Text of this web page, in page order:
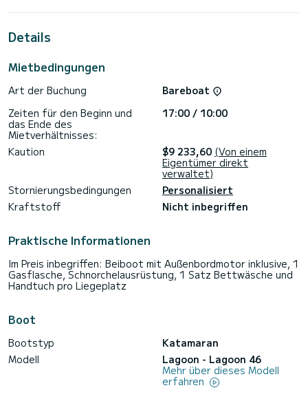
Kreuzfahrt bis zu 12 Passagiere unterbringen und seine 4
Latte und einer Rollgenua ausgestattet. Es verfügt über
Wassermacher, Elektrische Winde, Außenkühlschrank.
Wir laden Sie ein, direkt über die Plattform ein Angebot
anzufordern. Wir werden uns mit unseren besten Angeboten
Details
Mietbedingungen
Art der Buchung
Bareboat
Zeiten für den Beginn und
das Ende des
Mietverhältnisses:
17:00 / 10:00
Kaution $9 233,60 (Von einem
Eigentümer direkt
verwaltet)
Stornierungsbedingungen
Personalisiert
Kraftstoff
Nicht inbegriffen
Praktische Informationen
Im Preis inbegriffen: Beiboot mit Außenbordmotor inklusive, 1
Gasflasche, Schnorchelausrüstung, 1 Satz Bettwäsche und
Handtuch pro Liegeplatz
Boot
Bootstyp
Katamaran
Modell
Lagoon - Lagoon 46
Mehr über dieses Modell
erfahren